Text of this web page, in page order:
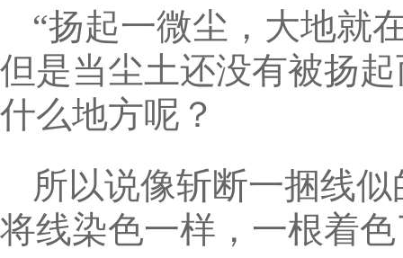
“扬起一微尘，大地就
但是当尘土还没有被扬
什么地方呢？
所以说像斩断一捆线
将线染色一样，一根着